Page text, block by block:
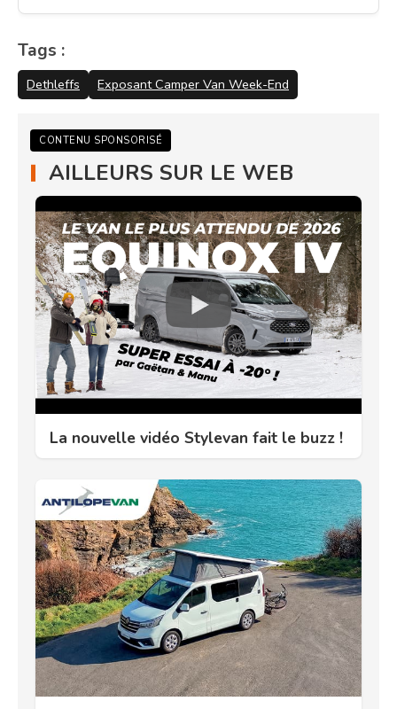
Tags :
Dethleffs Exposant Camper Van Week-End
CONTENU SPONSORISÉ
AILLEURS SUR LE WEB
La nouvelle vidéo Stylevan fait le buzz !